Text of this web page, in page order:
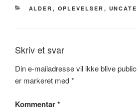
KATEGORIER
ALDER , OPLEVELSER ,
Skriv et svar
Din e-mailadresse vil ikke blive
er markeret med*
Kommentar*